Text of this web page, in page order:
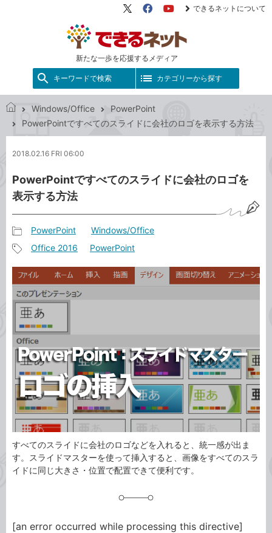
新たな一歩を応援するメディア
X（旧
FacebookYouTube
できるネットについて
キーワードで検索 カテゴリーから探す
で
ネ
ト
Windows/Office
PowerPoint
PowerPointですべてのスライドに会社のロゴを表示する方法
2018.02.16 FRI 06:00
PowerPointですべてのスライドに会社のロゴを
表示する方法
事
カ
テ
ゴ
リ
PowerPoint Windows/Office
事
タ
グ
Office 2016 PowerPoint
すべてのスライドに会社のロゴなどを入れると、統一感が出ま
す。スライドマスターを使って挿入すると、画像をすべてのスラ
イドに同じ大きさ・位置で配置できて便利です。
[an error occurred while processing this directive]